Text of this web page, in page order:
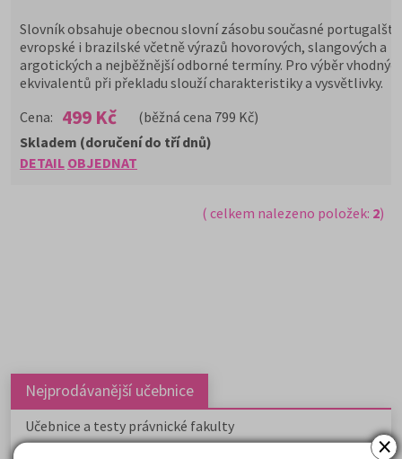
×
Slovník obsahuje obecnou slovní zásobu současné
evropské i brazilské včetně výrazů hovorových, slangových a
argotických a nejběžnější odborné termíny. Pro výběr
ekvivalentů při překladu slouží charakteristiky a vysvětlivky.
Cena: 499 Kč (běžná cena 799 Kč)
DETAIL OBJEDNAT
Skladem (doručení do tří dnů)
( celkem nalezeno položek: 2)
Nejprodávanější učebnice
Učebnice a testy právnické fakulty